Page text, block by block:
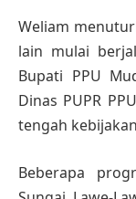
Weliam
lain mulai
Bupati PPU
Dinas PUPR
tengah
Beberapa